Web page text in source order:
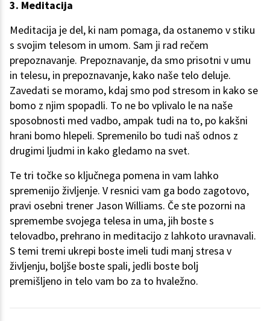
3. Meditacija
Meditacija je del, ki nam pomaga, da ostanemo v stiku
s svojim telesom in umom. Sam ji rad rečem
prepoznavanje. Prepoznavanje, da smo prisotni v umu
in telesu, in prepoznavanje, kako naše telo deluje.
Zavedati se moramo, kdaj smo pod stresom in kako se
bomo z njim spopadli. To ne bo vplivalo le na naše
sposobnosti med vadbo, ampak tudi na to, po kakšni
hrani bomo hlepeli. Spremenilo bo tudi naš odnos z
drugimi ljudmi in kako gledamo na svet.
Te tri točke so ključnega pomena in vam lahko
spremenijo življenje. V resnici vam ga bodo zagotovo,
pravi osebni trener Jason Williams. Če ste pozorni na
spremembe svojega telesa in uma, jih boste s
telovadbo, prehrano in meditacijo z lahkoto uravnavali.
S temi tremi ukrepi boste imeli tudi manj stresa v
življenju, boljše boste spali, jedli boste bolj
premišljeno in telo vam bo za to hvaležno.